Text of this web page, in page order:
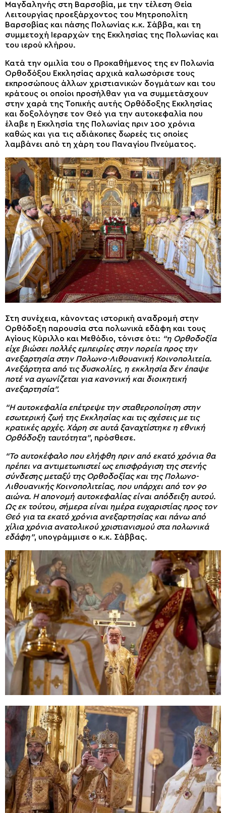
Μαγδαληνής στη Βαρσοβία, με την τέλεση Θεία
Λειτουργίας προεξάρχοντος του Μητροπολίτη
Βαρσοβίας και πάσης Πολωνίας κ.κ. Σάββα, και τη
συμμετοχή Ιεραρχών της Εκκλησίας της Πολωνίας και
του ιερού κλήρου.
Κατά την ομιλία του ο Προκαθήμενος της εν Πολωνία
Ορθοδόξου Εκκλησίας αρχικά καλωσόρισε τους
εκπροσώπους άλλων χριστιανικών δογμάτων και του
κράτους οι οποίοι προσήλθαν για να συμμετάσχουν
στην χαρά της Τοπικής αυτής Ορθόδοξης Εκκλησίας
και δοξολόγησε τον Θεό για την αυτοκεφαλία που
έλαβε η Εκκλησία της Πολωνίας πριν 100 χρόνια
καθώς και για τις αδιάκοπες δωρεές τις οποίες
λαμβάνει από τη χάρη του Παναγίου Πνεύματος.
Στη συνέχεια, κάνοντας ιστορική αναδρομή στην
Ορθόδοξη παρουσία στα πολωνικά εδάφη και τους
Αγίους Κύριλλο και Μεθόδιο, τόνισε ότι: “η Ορθοδοξία
είχε βιώσει πολλές εμπειρίες στην πορεία προς την
ανεξαρτησία στην Πολωνο-Λιθουανική Κοινοπολιτεία.
Ανεξάρτητα από τις δυσκολίες, η εκκλησία δεν έπαψε
ποτέ να αγωνίζεται για κανονική και διοικητική
ανεξαρτησία”.
“Η αυτοκεφαλία επέτρεψε την σταθεροποίηση στην
εσωτερική ζωή της Εκκλησίας και τις σχέσεις με τις
κρατικές αρχές. Χάρη σε αυτά ξαναχτίστηκε η εθνική
Ορθόδοξη ταυτότητα”, πρόσθεσε.
“Το αυτοκέφαλο που ελήφθη πριν από εκατό χρόνια θα
πρέπει να αντιμετωπιστεί ως επισφράγιση της στενής
σύνδεσης μεταξύ της Ορθοδοξίας και της Πολωνο-
Λιθουανικής Κοινοπολιτείας, που υπάρχει από τον 9ο
αιώνα. Η απονομή αυτοκεφαλίας είναι απόδειξη αυτού.
Ως εκ τούτου, σήμερα είναι ημέρα ευχαριστίας προς τον
Θεό για τα εκατό χρόνια ανεξαρτησίας και πάνω από
χίλια χρόνια ανατολικού χριστιανισμού στα πολωνικά
εδάφη”, υπογράμμισε ο κ.κ. Σάββας.